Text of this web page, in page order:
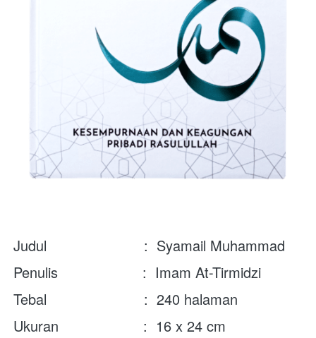
Judul                       : Syamail Muhammad
Penulis                    : Imam At-Tirmidzi
Tebal                       :  240 halaman
Ukuran                    :  16 x 24 cm